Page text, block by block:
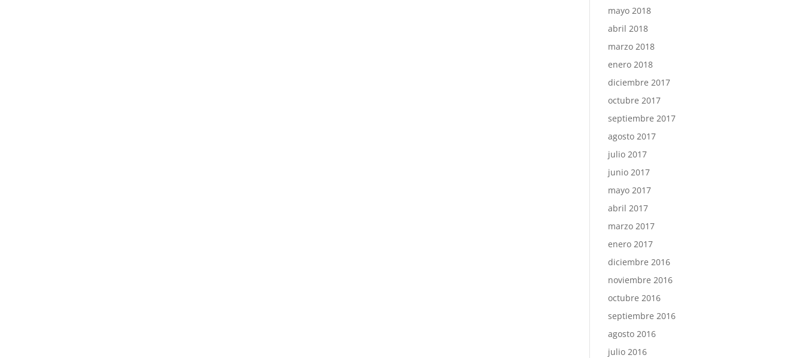
mayo 2018
abril 2018
marzo 2018
enero 2018
diciembre 2017
octubre 2017
septiembre 2017
agosto 2017
julio 2017
junio 2017
mayo 2017
abril 2017
marzo 2017
enero 2017
diciembre 2016
noviembre 2016
octubre 2016
septiembre 2016
agosto 2016
julio 2016